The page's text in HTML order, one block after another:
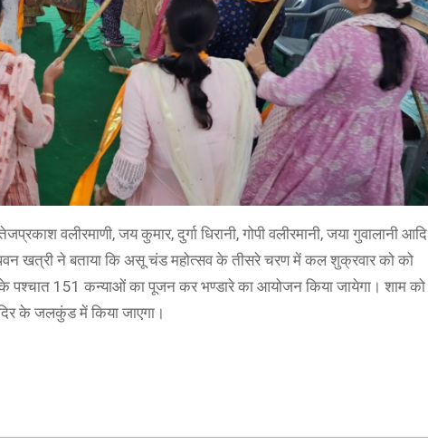
वलीरमाणी, जय कुमार, दुर्गा धिरानी, गोपी वलीरमानी, जया गुवालानी आदि
खत्री ने बताया कि असू चंड महोत्सव के तीसरे चरण में कल शुक्रवार को को
पश्चात 151 कन्याओं का पूजन कर भण्डारे का आयोजन किया जायेगा। शाम को
के जलकुंड में किया जाएगा।